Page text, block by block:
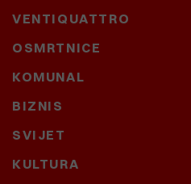
VENTIQUATTRO
OSMRTNICE
KOMUNAL
BIZNIS
SVIJET
KULTURA